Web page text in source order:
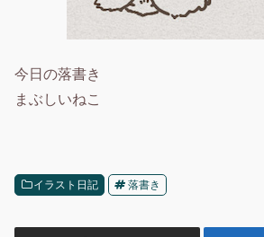
今日の落書き
まぶしいねこ
イラスト日記 落書き